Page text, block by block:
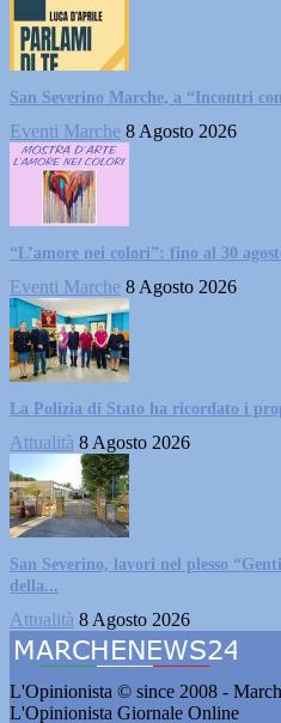
San Severino Marche, a “Incontri
Eventi Marche 8 Agosto 2026
“L’amore nei colori”: fino al 30
Eventi Marche 8 Agosto 2026
La Polizia di Stato ha ricordato i
Attualità 8 Agosto 2026
San Severino, lavori nel plesso
della...
Attualità 8 Agosto 2026
L'Opinionista © since 2008 -
L'Opinionista Giornale Online